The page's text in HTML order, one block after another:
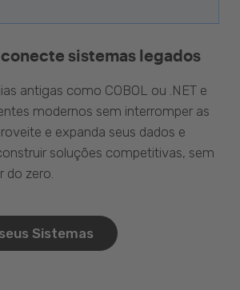
sistemas legados
antigas como COBOL ou .NET e
modernos sem interromper as
e expanda seus dados e
soluções competitivas, sem
do zero.
Sistemas